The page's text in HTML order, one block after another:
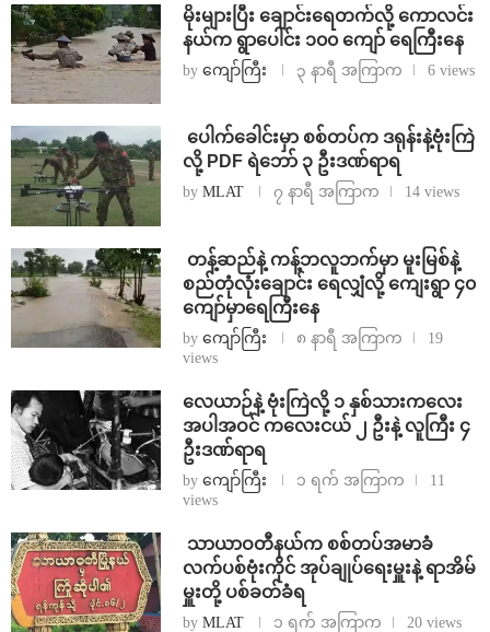
⁨မိုးများပြီး ချောင်းရေတက်လို့ ကောလင်း
နယ်က ရွာပေါင်း ၁၀၀ ကျော် ရေကြီးနေ
by ကျော်ကြီး ၃ နာရီ အကြာက 6 views
⁩ ⁨ပေါက်ခေါင်းမှာ စစ်တပ်က ဒရုန်းနဲ့ဗုံးကြဲ
လို့ PDF ရဲဘော် ၃ ဦးဒဏ်ရာရ
by MLAT ၇ နာရီ အကြာက 14 views
⁩ ⁨တန့်ဆည်နဲ့ ကန့်ဘလူဘက်မှာ မူးမြစ်နဲ့
စည်တုံလုံးချောင်း ရေလျှံလို့ ကျေးရွာ ၄၀
ကျော်မှာရေကြီးနေ
by ကျော်ကြီး ၈ နာရီ အကြာက
19
views
⁨လေယာဉ်နဲ့ ဗုံးကြဲလို့ ၁ နှစ်သားကလေး
အပါအဝင် ကလေးငယ် ၂ ဦးနဲ့ လူကြီး ၄
ဦးဒဏ်ရာရ
by ကျော်ကြီး ၁ ရက် အကြာက
11
views
⁩ ⁨သာယာဝတီနယ်က စစ်တပ်အမာခံ
လက်ပစ်ဗုံးကိုင် အုပ်ချုပ်ရေးမှူးနဲ့ ရာအိမ်
မှူးတို့ ပစ်ခတ်ခံရ
by MLAT ၁ ရက် အကြာက 20 views